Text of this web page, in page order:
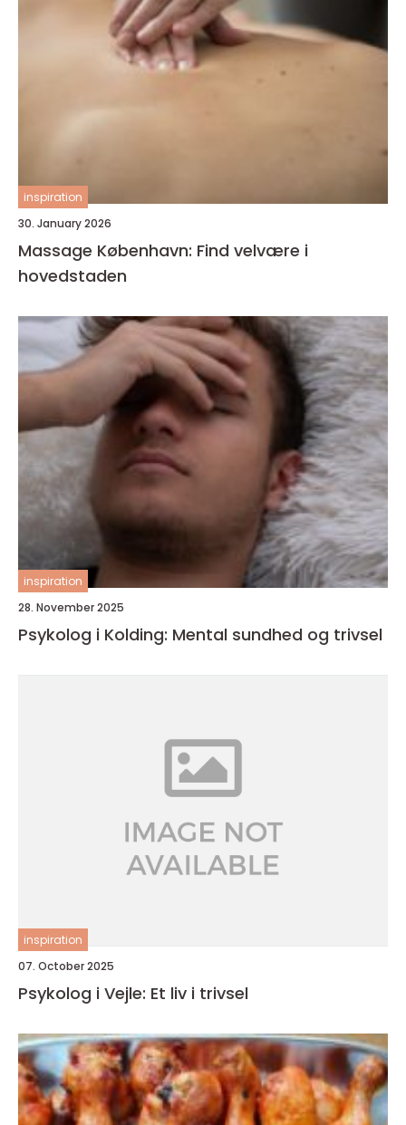
inspiration
30. January 2026
Massage København: Find velvære i
hovedstaden
inspiration
28. November 2025
Psykolog i Kolding: Mental sundhed og trivsel
inspiration
07. October 2025
Psykolog i Vejle: Et liv i trivsel